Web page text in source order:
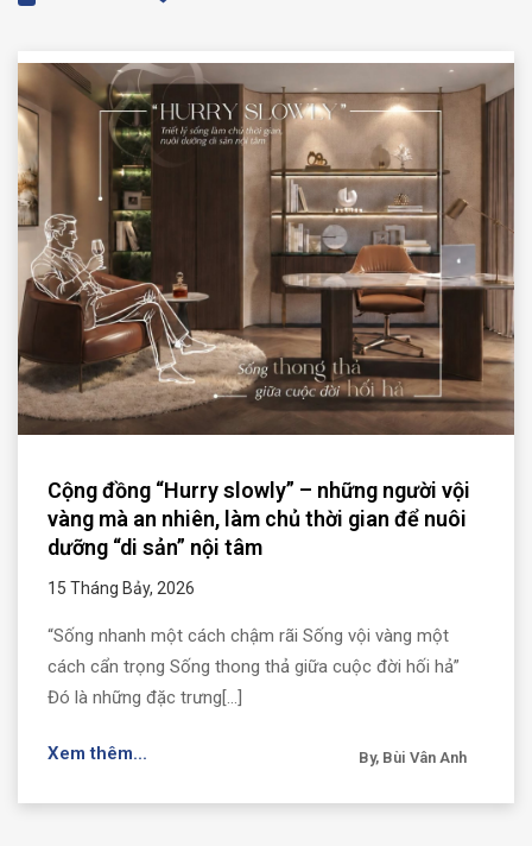
Cộng đồng “Hurry slowly” – những người vội
vàng mà an nhiên, làm chủ thời gian để nuôi
dưỡng “di sản” nội tâm
15 Tháng Bảy, 2026
“Sống nhanh một cách chậm rãi Sống vội vàng một
cách cẩn trọng Sống thong thả giữa cuộc đời hối hả”
Đó là những đặc trưng[...]
Xem thêm... By, Bùi Vân Anh